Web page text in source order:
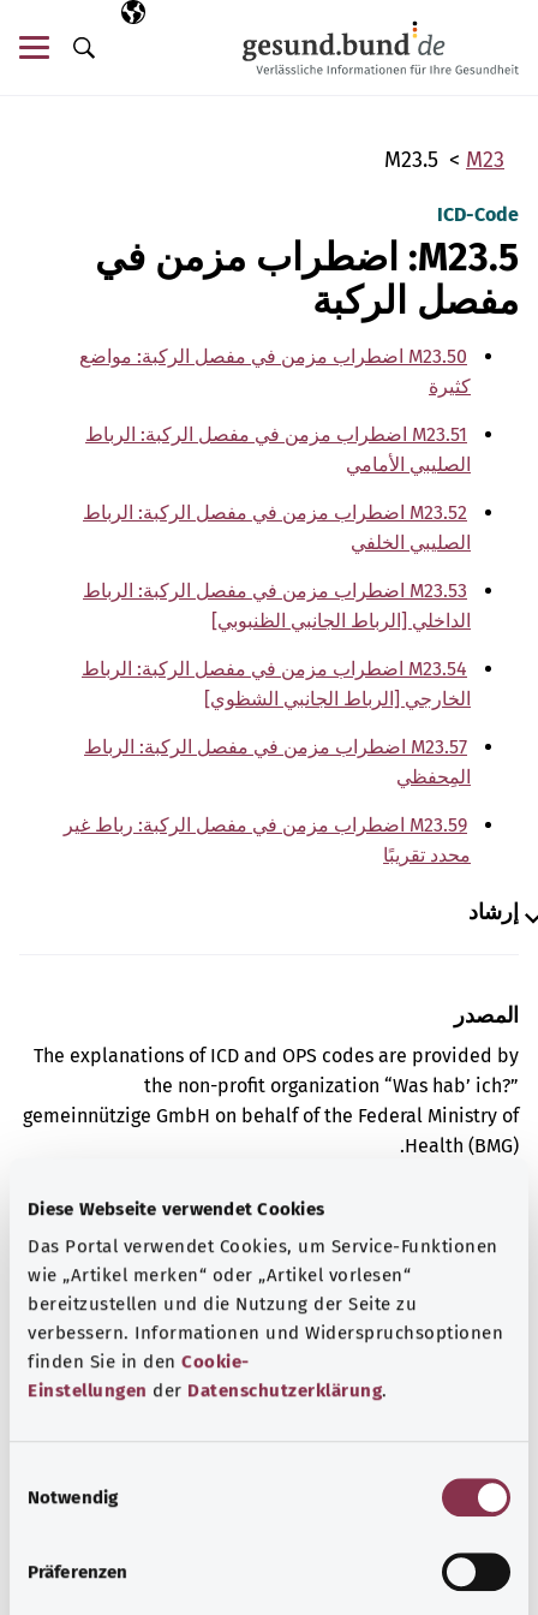
Diese Webseite verwendet Cookies
Das Portal verwendet Cookies, um Service-Funktionen
wie „Artikel merken“ oder „Artikel vorlesen“
bereitzustellen und die Nutzung der Seite zu
verbessern. Informationen und Widerspruchsoptionen
finden Sie in den Cookie-
Einstellungen der Datenschutzerklärung.
Notwendig
Präferenzen
اللغة المختارة
AR
البحث
M23
M23.5
ICD-Code
M23.5: اضطراب مزمن في
مفصل الركبة
M23.50 اضطراب مزمن في مفصل الركبة: مواضع
كثيرة
M23.51 اضطراب مزمن في مفصل الركبة: الرباط
الصليبي الأمامي
M23.52 اضطراب مزمن في مفصل الركبة: الرباط
الصليبي الخلفي
M23.53 اضطراب مزمن في مفصل الركبة: الرباط
الداخلي [الرباط الجانبي الظنبوبي]
M23.54 اضطراب مزمن في مفصل الركبة: الرباط
الخارجي [الرباط الجانبي الشظوي]
M23.57 اضطراب مزمن في مفصل الركبة: الرباط
المِحفظي
M23.59 اضطراب مزمن في مفصل الركبة: رباط غير
محدد تقريبًا
إرشاد
المصدر
The explanations of ICD and OPS codes are provided by
the non-profit organization “Was hab’ ich?”
gemeinnützige GmbH on behalf of the Federal Ministry of
Health (BMG).
المزيد من المقالات